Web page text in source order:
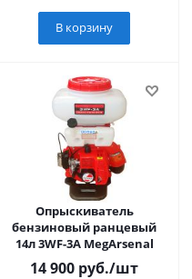
В корзину
Опрыскиватель
бензиновый ранцевый
14л 3WF-3A MegArsenal
14 900 руб./шт